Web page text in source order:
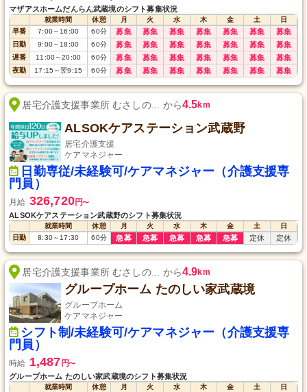
マザアスホームだんらん武蔵境のシフト募集状況
就業時間 休憩 月 火 水 木 金 土
日
早番
7:00～16:00 60分 募集 募集 募集 募集 募集 募集 募集
日勤 9:00～18:00 60分 募集 募集 募集 募集 募集 募集 募集
遅番 11:00～20:00 60分 募集 募集 募集 募集 募集 募集 募集
夜勤 17:15 ～翌9:15 60分 募集 募集 募集 募集 募集 募集 募集
居宅介護支援事業所 むさしの... から4.5km
ALSOKケアステーション武蔵野
居宅介護支援
ケアマネジャー
日勤専従/未経験可/ケアマネジャー（介護支援専
門員）
月給 326,720円〜
ALSOKケアステーション武蔵野のシフト募集状況
就業時間 休憩 月 火 水 木 金 土
日
日勤
8:30～17:30 60分 急募 急募 急募 急募 急募 定休 定休
居宅介護支援事業所 むさしの... から4.9km
グループホーム たのしい家武蔵境
グループホーム
ケアマネジャー
シフト制/未経験可/ケアマネジャー（介護支援専
門員）
時給 1,487 円〜
グループホーム たのしい家武蔵境のシフト募集状況
就業時間 休憩 月 火 水 木 金 土
日